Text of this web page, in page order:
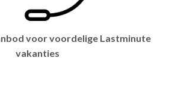
voor voordelige Lastminute
vakanties